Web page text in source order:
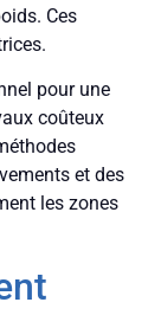
Ces
pour une
coûteux
et des
les zones